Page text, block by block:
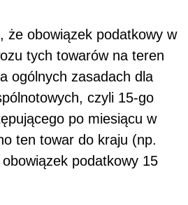
że obowiązek podatkowy w
tych towarów na teren
ogólnych zasadach dla
czyli 15-go
po miesiącu w
ten towar do kraju (np.
podatkowy 15